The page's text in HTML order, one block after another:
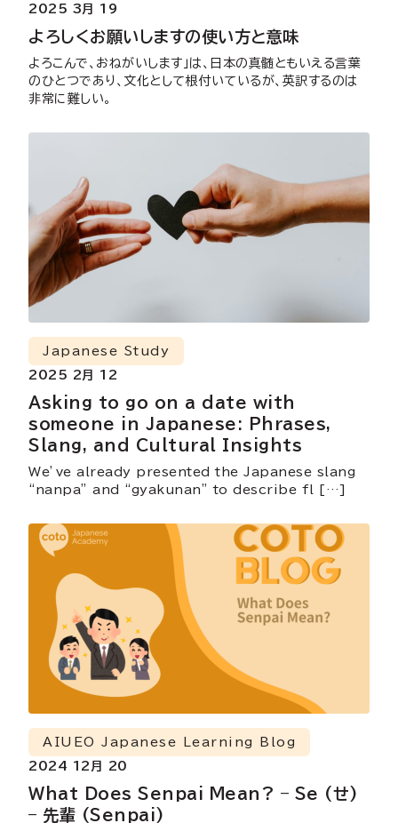
よろしくお願いしますの使い方と意味
2025 3月 19
よろこんで、おねがいします」は、日本の真髄ともいえる言葉
のひとつであり、文化として根付いているが、英訳するのは
非常に難しい。
Asking to go on a date with
someone in Japanese: Phrases,
Slang, and Cultural Insights
Japanese Study
2025 2月 12
We’ve already presented the Japanese slang
“nanpa” and “gyakunan” to describe fl […]
What Does Senpai Mean? – Se (せ)
– 先輩 (Senpai)
AIUEO Japanese Learning Blog
2024 12月 20